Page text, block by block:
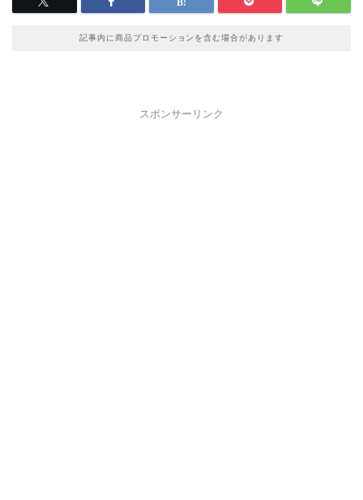
記事内に商品プロモーションを含む場合があります
スポンサーリンク